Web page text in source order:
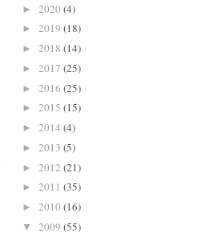
► 2020 (4)
► 2019 (18)
► 2018 (14)
► 2017 (25)
► 2016 (25)
► 2015 (15)
► 2014 (4)
► 2013 (5)
► 2012 (21)
► 2011 (35)
► 2010 (16)
▼ 2009 (55)